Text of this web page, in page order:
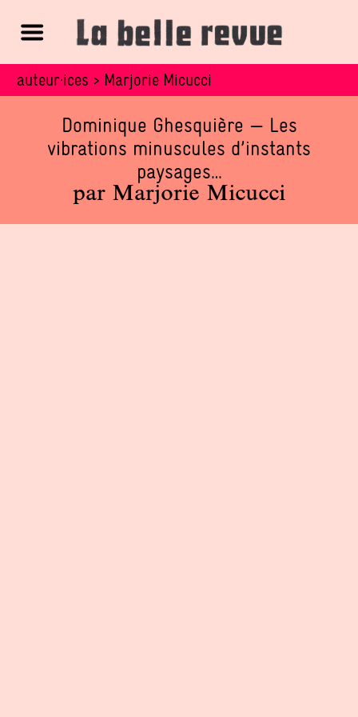
auteur·ices > Marjorie Micucci
Articles récents
Dominique Ghesquière — Les
vibrations minuscules d’instants
paysages…
par Marjorie Micucci